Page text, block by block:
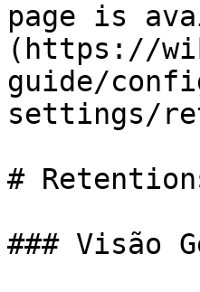
page is
(https://
guide/
settings/
#
### Visão